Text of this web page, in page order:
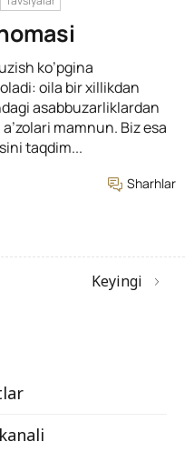
ko’pgina
oila bir xillikdan
asabbuzarliklardan
mamnun. Biz esa
taqdim...
Sharhlar
Keyingi